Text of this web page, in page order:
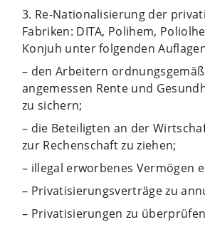
3. Re-Nationalisierung der
Fabriken: DITA, Polihem,
Konjuh unter folgenden
– den Arbeitern
angemessen Rente und
zu sichern;
– die Beteiligten an der
zur Rechenschaft zu ziehen;
– illegal erworbenes Vermögen
– Privatisierungsverträge zu
– Privatisierungen zu